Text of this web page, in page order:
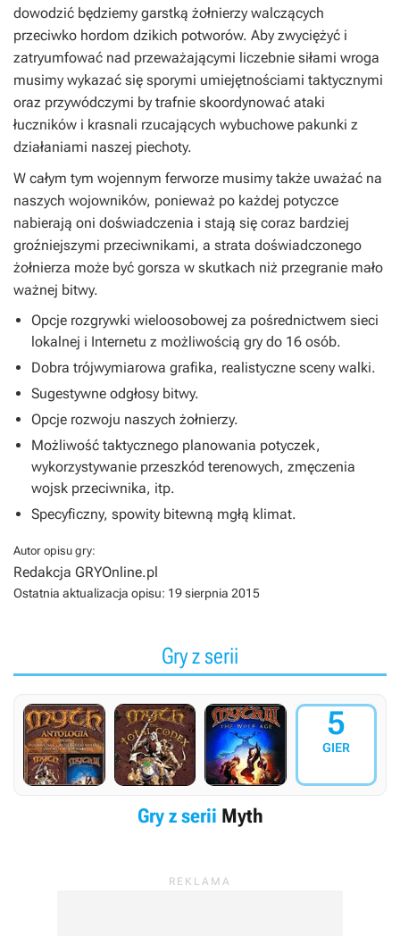
dowodzić będziemy garstką żołnierzy walczących
przeciwko hordom dzikich potworów. Aby zwyciężyć i
zatryumfować nad przeważającymi liczebnie siłami wroga
musimy wykazać się sporymi umiejętnościami taktycznymi
oraz przywódczymi by trafnie skoordynować ataki
łuczników i krasnali rzucających wybuchowe pakunki z
działaniami naszej piechoty.
W całym tym wojennym ferworze musimy także uważać na
naszych wojowników, ponieważ po każdej potyczce
nabierają oni doświadczenia i stają się coraz bardziej
groźniejszymi przeciwnikami, a strata doświadczonego
żołnierza może być gorsza w skutkach niż przegranie mało
ważnej bitwy.
Opcje rozgrywki wieloosobowej za pośrednictwem sieci
lokalnej i Internetu z możliwością gry do 16 osób.
Dobra trójwymiarowa grafika, realistyczne sceny walki.
Sugestywne odgłosy bitwy.
Opcje rozwoju naszych żołnierzy.
Możliwość taktycznego planowania potyczek,
wykorzystywanie przeszkód terenowych, zmęczenia
wojsk przeciwnika, itp.
Specyficzny, spowity bitewną mgłą klimat.
Autor opisu gry:
Redakcja GRYOnline.pl
Ostatnia aktualizacja opisu: 19 sierpnia 2015
Gry z serii
5
GIER
Gry z serii Myth